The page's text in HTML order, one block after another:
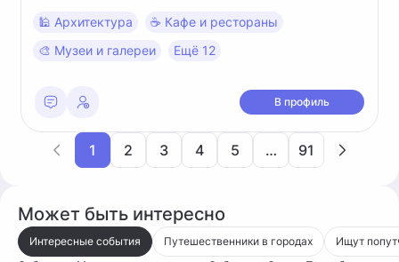
🕌 Архитектура
☕️ Кафе и рестораны
🎨 Музеи и галереи
Ещё 12
В профиль
1 2 3 4 5 … 91
Может быть интересно
Интересные события Путешественники в городах
Ищут